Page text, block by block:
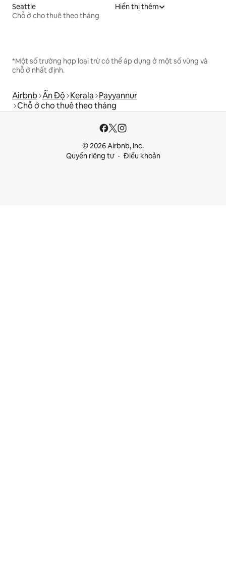
Seattle
Chỗ ở cho thuê theo tháng
Hiển thị thêm
*Một số trường hợp loại trừ có thể áp dụng ở một số vùng và
chỗ ở nhất định.
Airbnb Ấn Độ Kerala Payyannur
Chỗ ở cho thuê theo tháng
© 2026 Airbnb, Inc.
Quyền riêng tư
Điều khoản